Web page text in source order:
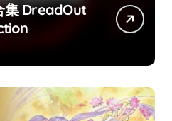
集 DreadOut